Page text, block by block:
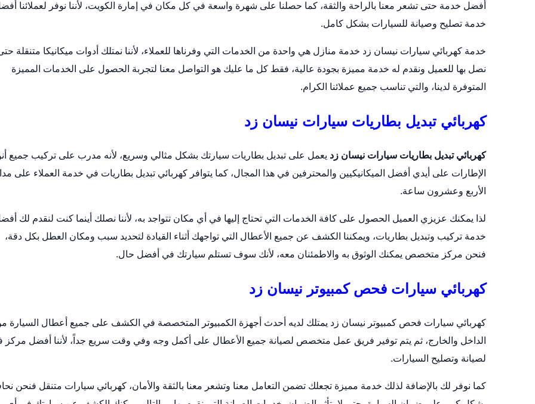
أفضل خدمة حتى تشعر معنا بالراحة والثقة، كما حصلنا على شهرة واسعة في كل مكان في إمارة الكويت، لأننا نوفر لعملائنا
خدمة تصليح وصيانة للسيارات بشكل كامل.
خدمة كهربائي سيارات نيسان زد خدمة منازل هي واحدة من الخدمات التي وفرناها للعملاء، لأننا نمتلك أدوات ميكانيكا متنقلة
نصل بها للعميل ونقدم له خدمة مميزة بجودة عالية، فقط كل ما عليك هو التواصل معنا لتجربة الحصول على الخدمات المميزة
المتوفرة لدينا، والتي تناسب جميع عملائنا الكرام.
كهربائي تبديل بطاريات سيارات نيسان زد
كهربائي تبديل بطاريات سيارات نيسان زد يعمل على تبديل بطاريات سيارتك بشكل مثالي وسريع، لأنه مدرب على تركيب جميع
الإطارات على أيدي أفضل الميكانيكيين والمحترفين في هذا المجال، كما يتوافر كهربائي تبديل بطاريات في خدمة العملاء على
الأربع وعشرون ساعة.
لذا يمكنك عزيزي العميل الحصول على كافة الخدمات التي تحتاج إليها في أي مكان تتواجد به، لأننا نصلك أينما كنت لنقدم لك
خدمة تركيب وتبديل بطاريات، ويمكننا الكشف عن جميع الأعطال التي تواجهك أثناء القيادة لتحديد سبب ومكان العطل بكل دقة،
فنحن مركز متخصص يمكنك الوثوق به والاطمئنان معه، لأنك سوف تستلم سيارتك في أفضل حال.
كهربائي سيارات فحص كمبيوتر نيسان زد
كهربائي سيارات فحص كمبيوتر نيسان زد يمتلك لديه أحدث أجهزة الكمبيوتر المتخصصة في الكشف على جميع أعطال السيارة
الداخل والخارج، ثم يتم توفير فريق عمل متخصص لصيانة جميع الأعطال على أكمل وجه وفي وقت سريع جداً، لأننا أفضل مركز
لصيانة وتصليح السيارات.
كما نوفر لك بالإضافة لذلك خدمة مميزة تجعلك تضمن التعامل معنا وتشعر معنا بالثقة والأمان، كهربائي سيارات متنقل فنحن